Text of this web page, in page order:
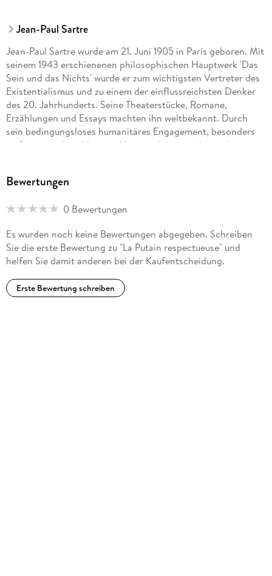
Jean-Paul Sartre
Jean-Paul Sartre wurde am 21. Juni 1905 in Paris geboren. Mit
seinem 1943 erschienenen philosophischen Hauptwerk 'Das
Sein und das Nichts' wurde er zum wichtigsten Vertreter des
Existentialismus und zu einem der einflussreichsten Denker
des 20. Jahrhunderts. Seine Theaterstücke, Romane,
Erzählungen und Essays machten ihn weltbekannt. Durch
sein bedingungsloses humanitäres Engagement, besonders
im französischen Algerien-Krieg und im amerikanischen
starb am 15. April 1980 in Paris.
Bewertungen
0 Bewertungen
Es wurden noch keine Bewertungen abgegeben. Schreiben
Sie die erste Bewertung zu "La Putain respectueuse" und
helfen Sie damit anderen bei der Kaufentscheidung.
Erste Bewertung schreiben